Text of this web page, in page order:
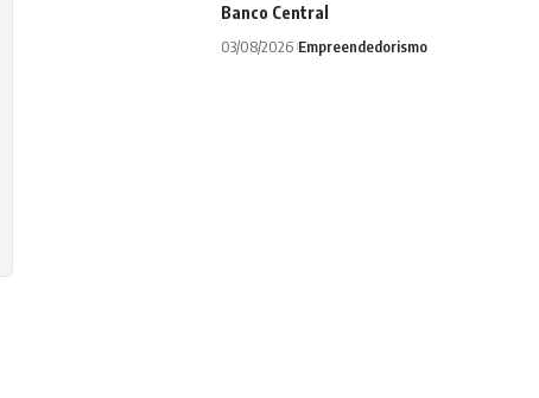
Banco Central
03/08/2026 Empreendedorismo